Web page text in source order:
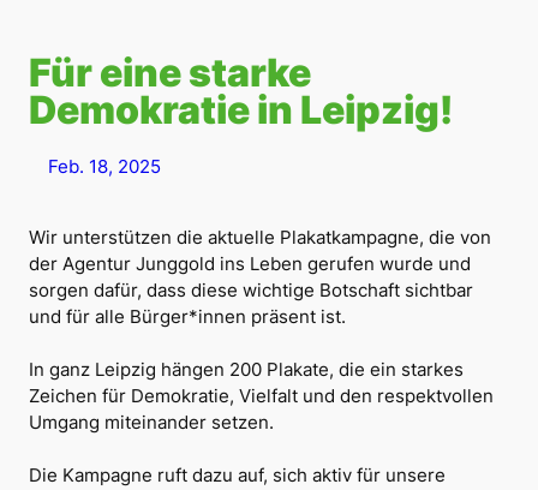
Für eine starke
Demokratie in Leipzig!
Feb. 18, 2025
Wir unterstützen die aktuelle Plakatkampagne, die von
der Agentur Junggold ins Leben gerufen wurde und
sorgen dafür, dass diese wichtige Botschaft sichtbar
und für alle Bürger*innen präsent ist.
In ganz Leipzig hängen 200 Plakate, die ein starkes
Zeichen für Demokratie, Vielfalt und den respektvollen
Umgang miteinander setzen.
Die Kampagne ruft dazu auf, sich aktiv für unsere